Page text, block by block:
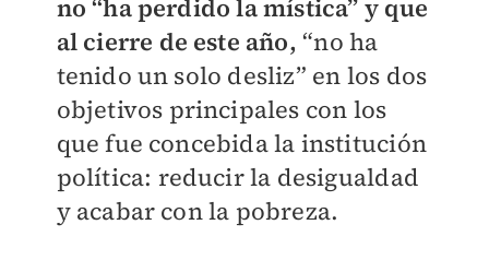
no “ha perdido la mística” y que
al cierre de este año, “no ha
tenido un solo desliz” en los dos
objetivos principales con los
que fue concebida la institución
política: reducir la desigualdad
y acabar con la pobreza.